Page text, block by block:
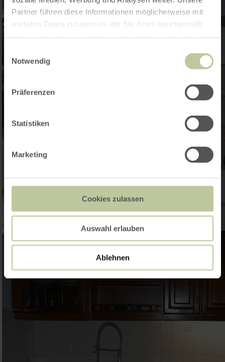
Partner führen diese Informationen möglicherweise mit
weiteren Daten zusammen, die Sie ihnen bereitgestellt
Notwendig
Präferenzen
Statistiken
Marketing
Cookies zulassen
Auswahl erlauben
Ablehnen